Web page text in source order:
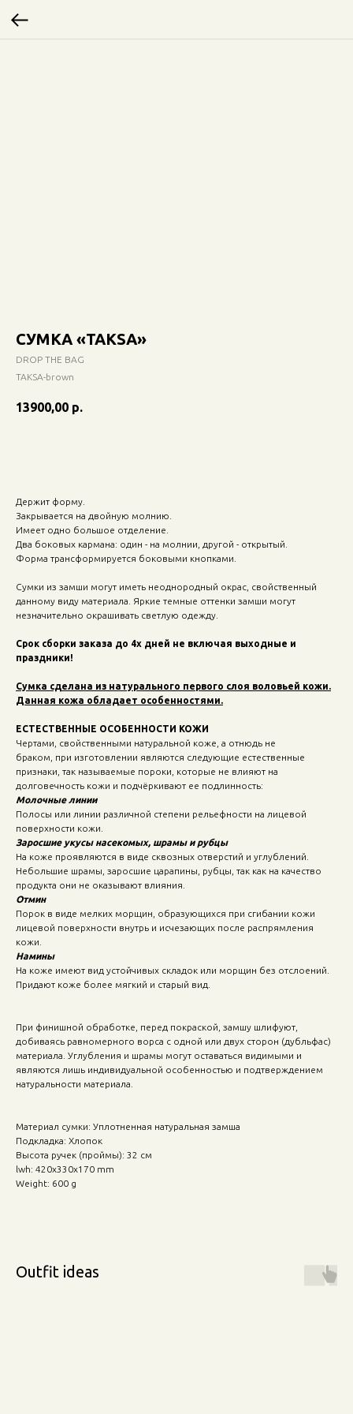
СУМКА «TAKSA»
DROP THE BAG
TAKSA-brown
13900,00 р.
Держит форму.
Закрывается на двойную молнию.
Имеет одно большое отделение.
Два боковых кармана: один - на молнии, другой - открытый.
Форма трансформируется боковыми кнопками.
Сумки из замши могут иметь неоднородный окрас, свойственный
данному виду материала. Яркие темные оттенки замши могут
незначительно окрашивать светлую одежду.
Срок сборки заказа до 4х дней не включая выходные и
праздники!
Сумка сделана из натурального первого слоя воловьей кожи.
Данная кожа обладает особенностями.
ЕСТЕСТВЕННЫЕ ОСОБЕННОСТИ КОЖИ
Чертами, свойственными натуральной коже, а отнюдь не
браком, при изготовлении являются следующие естественные
признаки, так называемые пороки, которые не влияют на
долговечность кожи и подчёркивают ее подлинность:
Молочные линии
Полосы или линии различной степени рельефности на лицевой
поверхности кожи.
Заросшие укусы насекомых, шрамы и рубцы
На коже проявляются в виде сквозных отверстий и углублений.
Небольшие шрамы, заросшие царапины, рубцы, так как на качество
продукта они не оказывают влияния.
Отмин
Порок в виде мелких морщин, образующихся при сгибании кожи
лицевой поверхности внутрь и исчезающих после распрямления
кожи.
Намины
На коже имеют вид устойчивых складок или морщин без отслоений.
Придают коже более мягкий и старый вид.
При финишной обработке, перед покраской, замшу шлифуют,
добиваясь равномерного ворса с одной или двух сторон (дубльфас)
материала. Углубления и шрамы могут оставаться видимыми и
являются лишь индивидуальной особенностью и подтверждением
натуральности материала.
Материал сумки: Уплотненная натуральная замша
Подкладка: Хлопок
Высота ручек (проймы): 32 см
lwh: 420x330x170 mm
Weight: 600 g
Outfit ideas